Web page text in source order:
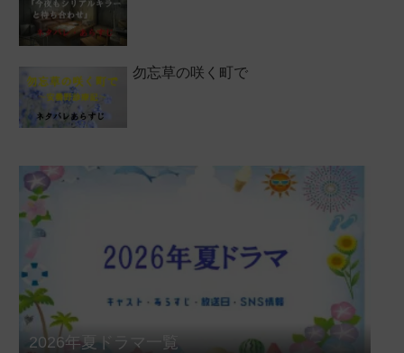
勿忘草の咲く町で
2026年夏ドラマ一覧